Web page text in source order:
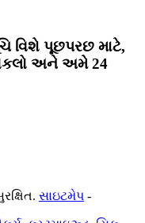
વિશે પૂછપરછ માટે,
અને અમે 24
સાઇટમેપ -